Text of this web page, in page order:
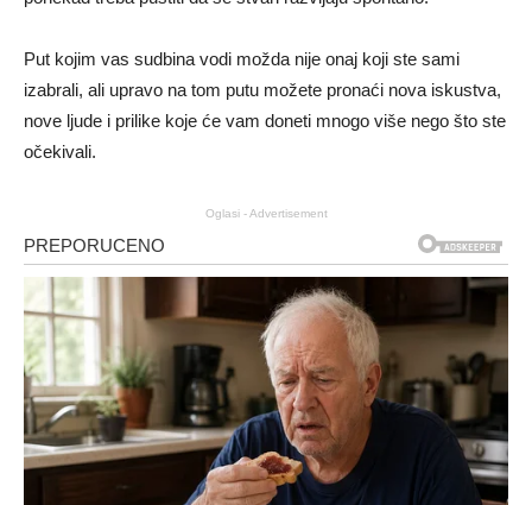
Put kojim vas sudbina vodi možda nije onaj koji ste sami
izabrali, ali upravo na tom putu možete pronaći nova iskustva,
nove ljude i prilike koje će vam doneti mnogo više nego što ste
očekivali.
Oglasi - Advertisement